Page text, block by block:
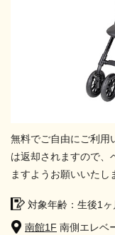
無料でご自由にご利用
は返却されますので、
ますようお願いいたし
対象年齢：生後1ヶ
南館1F 南側エレベ